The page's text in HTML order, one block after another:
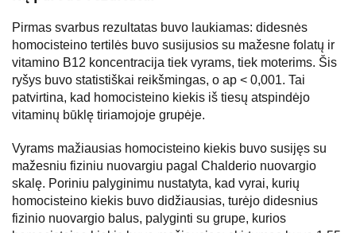
Pirmas svarbus rezultatas buvo laukiamas: didesnės
homocisteino tertilės buvo susijusios su mažesne folatų ir
vitamino B12 koncentracija tiek vyrams, tiek moterims. Šis
ryšys buvo statistiškai reikšmingas, o ap < 0,001. Tai
patvirtina, kad homocisteino kiekis iš tiesų atspindėjo
vitaminų būklę tiriamojoje grupėje.
Vyrams mažiausias homocisteino kiekis buvo susijęs su
mažesniu fiziniu nuovargiu pagal Chalderio nuovargio
skalę. Poriniu palyginimu nustatyta, kad vyrai, kurių
homocisteino kiekis buvo didžiausias, turėjo didesnius
fizinio nuovargio balus, palyginti su grupe, kurios